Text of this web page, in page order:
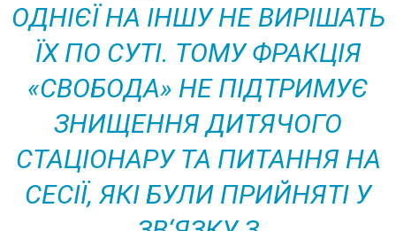
ОДНІЄЇ НА ІНШУ НЕ ВИРІШАТЬ
ЇХ ПО СУТІ. ТОМУ ФРАКЦІЯ
«СВОБОДА» НЕ ПІДТРИМУЄ
ЗНИЩЕННЯ ДИТЯЧОГО
СТАЦІОНАРУ ТА ПИТАННЯ НА
СЕСІЇ, ЯКІ БУЛИ ПРИЙНЯТІ У